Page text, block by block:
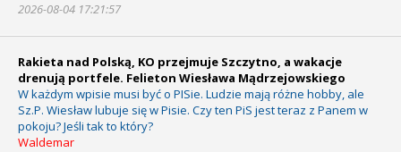
2026-08-04 17:21:57
Rakieta nad Polską, KO przejmuje Szczytno, a wakacje
drenują portfele. Felieton Wiesława Mądrzejowskiego
W każdym wpisie musi być o PISie. Ludzie mają różne hobby, ale
Sz.P. Wiesław lubuje się w Pisie. Czy ten PiS jest teraz z Panem w
pokoju? Jeśli tak to który?
Waldemar